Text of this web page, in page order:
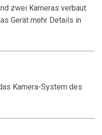
zwei Kameras verbaut.
Gerät mehr Details in
Kamera-System des